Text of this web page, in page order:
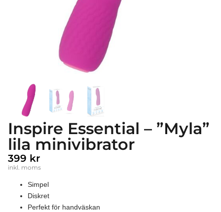
Inspire Essential – ”Myla”
lila minivibrator
399 kr
inkl. moms
Simpel
Diskret
Perfekt för handväskan